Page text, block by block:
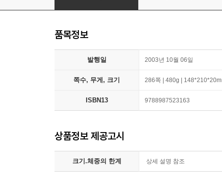
품목정보
발행일 2003년 10월 06일
쪽수, 무게, 크기 286쪽 | 480g |
ISBN13 9788987523163
상품정보 제공고시
크기.체중의 한계 상세 설명 참조